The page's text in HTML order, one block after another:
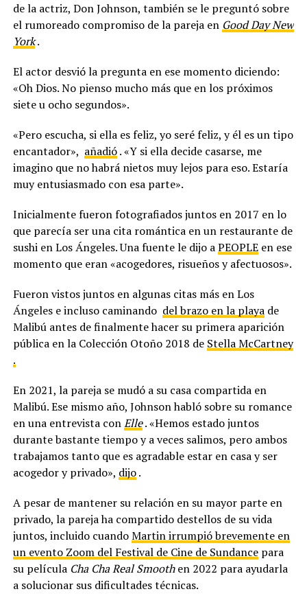
de la actriz, Don Johnson, también se le preguntó sobre
el rumoreado compromiso de la pareja en Good Day New
York.
El actor desvió la pregunta en ese momento diciendo:
«Oh Dios. No pienso mucho más que en los próximos
siete u ocho segundos».
«Pero escucha, si ella es feliz, yo seré feliz, y él es un tipo
encantador», añadió. «Y si ella decide casarse, me
imagino que no habrá nietos muy lejos para eso. Estaría
muy entusiasmado con esa parte».
Inicialmente fueron fotografiados juntos en 2017 en lo
que parecía ser una cita romántica en un restaurante de
sushi en Los Ángeles. Una fuente le dijo aPEOPLEen ese
momento que eran «acogedores, risueños y afectuosos».
Fueron vistos juntos en algunas citas más en Los
Ángeles e incluso caminando del brazo en la playade
Malibú antes de finalmente hacer su primera aparición
pública en la Colección Otoño 2018 de Stella McCartney
.
En 2021, la pareja se mudó a su casa compartida en
Malibú. Ese mismo año, Johnson habló sobre su romance
en una entrevista conElle. «Hemos estado juntos
durante bastante tiempo y a veces salimos, pero ambos
trabajamos tanto que es agradable estar en casa y ser
acogedor y privado», dijo.
A pesar de mantener su relación en su mayor parte en
privado, la pareja ha compartido destellos de su vida
juntos, incluido cuandoMartin irrumpió brevemente en
un evento Zoom del Festival de Cine de Sundancepara
su película Cha Cha Real Smoothen 2022 para ayudarla
a solucionar sus dificultades técnicas.